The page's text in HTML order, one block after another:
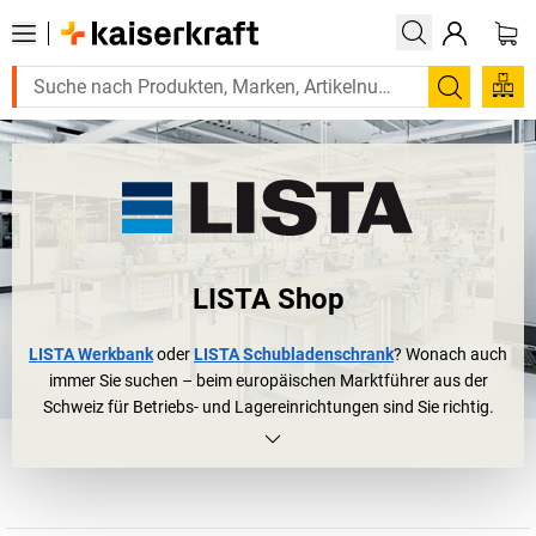
Suchen
LISTA Shop
LISTA WerkbankoderLISTA Schubladenschrank? Wonach auch
immer Sie suchen – beim europäischen Marktführer aus der
Schweiz für Betriebs- und Lagereinrichtungen sind Sie richtig.
LISTA Werkbänke